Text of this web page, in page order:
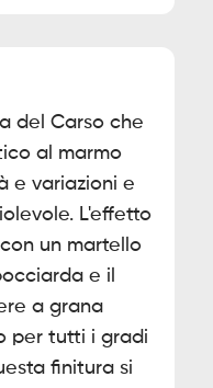
del Carso che
al marmo
e variazioni e
L'effetto
un martello
e il
a grana
per tutti i gradi
finitura si